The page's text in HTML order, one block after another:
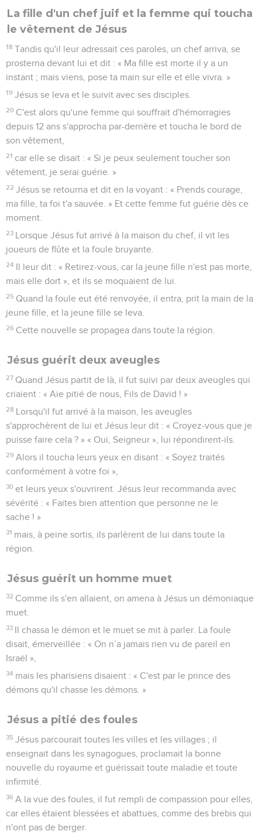
La fille d'un chef juif et la femme qui toucha
le vêtement de Jésus
18 Tandis qu'il leur adressait ces paroles, un chef arriva, se
prosterna devant lui et dit : « Ma fille est morte il y a un
instant ; mais viens, pose ta main sur elle et elle vivra. »
19 Jésus se leva et le suivit avec ses disciples.
20 C'est alors qu'une femme qui souffrait d'hémorragies
depuis 12 ans s'approcha par-derrière et toucha le bord de
son vêtement,
21 car elle se disait : « Si je peux seulement toucher son
vêtement, je serai guérie. »
22 Jésus se retourna et dit en la voyant : « Prends courage,
ma fille, ta foi t'a sauvée. » Et cette femme fut guérie dès ce
moment.
23 Lorsque Jésus fut arrivé à la maison du chef, il vit les
joueurs de flûte et la foule bruyante.
24 Il leur dit : « Retirez-vous, car la jeune fille n'est pas morte,
mais elle dort », et ils se moquaient de lui.
25 Quand la foule eut été renvoyée, il entra, prit la main de la
jeune fille, et la jeune fille se leva.
26 Cette nouvelle se propagea dans toute la région.
Jésus guérit deux aveugles
27 Quand Jésus partit de là, il fut suivi par deux aveugles qui
criaient : « Aie pitié de nous, Fils de David ! »
28 Lorsqu'il fut arrivé à la maison, les aveugles
s'approchèrent de lui et Jésus leur dit : « Croyez-vous que je
puisse faire cela ? » « Oui, Seigneur », lui répondirent-ils.
29 Alors il toucha leurs yeux en disant : « Soyez traités
conformément à votre foi »,
30 et leurs yeux s'ouvrirent. Jésus leur recommanda avec
sévérité : « Faites bien attention que personne ne le
sache ! »
31 mais, à peine sortis, ils parlèrent de lui dans toute la
région.
Jésus guérit un homme muet
32 Comme ils s'en allaient, on amena à Jésus un démoniaque
muet.
33 Il chassa le démon et le muet se mit à parler. La foule
disait, émerveillée : « On n’a jamais rien vu de pareil en
Israël »,
34 mais les pharisiens disaient : « C'est par le prince des
démons qu'il chasse les démons. »
Jésus a pitié des foules
35 Jésus parcourait toutes les villes et les villages ; il
enseignait dans les synagogues, proclamait la bonne
nouvelle du royaume et guérissait toute maladie et toute
infirmité.
36 A la vue des foules, il fut rempli de compassion pour elles,
car elles étaient blessées et abattues, comme des brebis qui
n'ont pas de berger.